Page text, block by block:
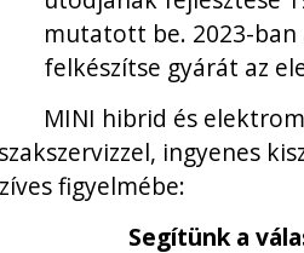
mutatott be. 2023-
felkészítse gyárát az
MINI hibrid és
ingyenes
figyelmébe:
Segítünk a